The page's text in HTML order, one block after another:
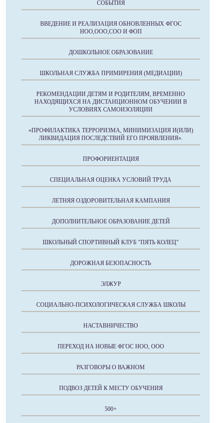
СОБЫТИЯ
ВВЕДЕНИЕ И РЕАЛИЗАЦИЯ ОБНОВЛЕННЫХ ФГОС
НОО,ООО,СОО И ФОП
ДОШКОЛЬНОЕ ОБРАЗОВАНИЕ
ШКОЛЬНАЯ СЛУЖБА ПРИМИРЕНИЯ (МЕДИАЦИИ)
РЕКОМЕНДАЦИИ ДЕТЯМ И РОДИТЕЛЯМ, ВРЕМЕННО
НАХОДЯЩИХСЯ НА ДИСТАНЦИОННОМ ОБУЧЕНИИ В
УСЛОВИЯХ САМОИЗОЛЯЦИИ
«ПРОФИЛАКТИКА ТЕРРОРИЗМА, МИНИМИЗАЦИЯ И(ИЛИ)
ЛИКВИДАЦИЯ ПОСЛЕДСТВИЙ ЕГО ПРОЯВЛЕНИЯ».
ПРОФОРИЕНТАЦИЯ
СПЕЦИАЛЬНАЯ ОЦЕНКА УСЛОВИЙ ТРУДА
ЛЕТНЯЯ ОЗДОРОВИТЕЛЬНАЯ КАМПАНИЯ
ДОПОЛНИТЕЛЬНОЕ ОБРАЗОВАНИЕ ДЕТЕЙ
ШКОЛЬНЫЙ СПОРТИВНЫЙ КЛУБ "ПЯТЬ КОЛЕЦ"
ДОРОЖНАЯ БЕЗОПАСНОСТЬ
ЭЛЖУР
СОЦИАЛЬНО-ПСИХОЛОГИЧЕСКАЯ СЛУЖБА ШКОЛЫ
НАСТАВНИЧЕСТВО
ПЕРЕХОД НА НОВЫЕ ФГОС НОО, ООО
РАЗГОВОРЫ О ВАЖНОМ
ПОДВОЗ ДЕТЕЙ К МЕСТУ ОБУЧЕНИЯ
500+